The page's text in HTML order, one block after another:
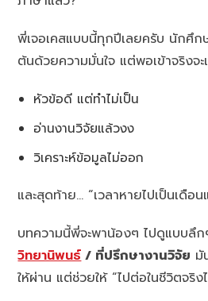
พี่เจอเคสแบบนี้ทุกปีเลยครับ นักศึก
ต้นด้วยความมั่นใจ แต่พอเข้าจริงจ
หัวข้อดี แต่ทำไม่เป็น
อ่านงานวิจัยแล้วงง
วิเคราะห์ข้อมูลไม่ออก
และสุดท้าย… “เวลาหายไปเป็นเดือ
บทความนี้พี่จะพาน้องๆ ไปดูแบบลึ
วิทยานิพนธ์/ ที่ปรึกษางานวิจัย มั
ให้ผ่าน แต่ช่วยให้ “ไปต่อในชีวิตจริง